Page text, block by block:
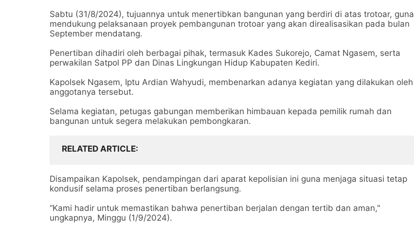
Sabtu (31/8/2024), tujuannya untuk menertibkan bangunan yang berdiri di atas trotoar, guna
mendukung pelaksanaan proyek pembangunan trotoar yang akan direalisasikan pada bulan
September mendatang.
Penertiban dihadiri oleh berbagai pihak, termasuk Kades Sukorejo, Camat Ngasem, serta
perwakilan Satpol PP dan Dinas Lingkungan Hidup Kabupaten Kediri.
Kapolsek Ngasem, Iptu Ardian Wahyudi, membenarkan adanya kegiatan yang dilakukan oleh
anggotanya tersebut.
Selama kegiatan, petugas gabungan memberikan himbauan kepada pemilik rumah dan
bangunan untuk segera melakukan pembongkaran.
RELATED ARTICLE
Disampaikan Kapolsek, pendampingan dari aparat kepolisian ini guna menjaga situasi tetap
kondusif selama proses penertiban berlangsung.
“Kami hadir untuk memastikan bahwa penertiban berjalan dengan tertib dan aman,"
ungkapnya, Minggu (1/9/2024).